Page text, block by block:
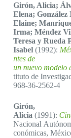
Girón, Alicia;
Elena;
Elaine;
Irma; Méndez
Teresa y Rueda
Isabel (1992):
ntes de
un nuevo modelo
tituto de
968-36-2562-4
Girón,
Alicia (1991):
Nacional
conómicas,